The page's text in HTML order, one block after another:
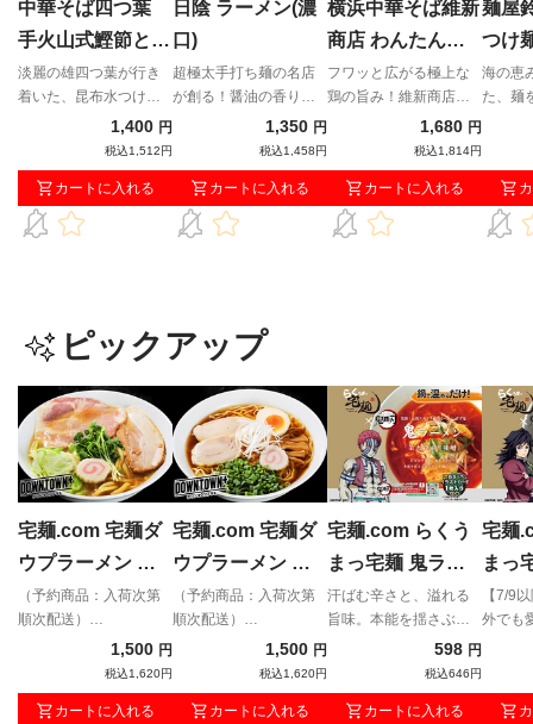
中華そば四つ葉
手火山式鰹節と伊
吹いりこの昆布水
つけそば（塩）
淡麗の雄四つ葉が行き
着いた、昆布水つけめ
1,400 円
税込1,512円
カートに入れる
日陰 ラーメン(濃
口)
超極太手打ち麺の名店
が創る！醤油の香りが
1,350 円
税込1,458円
カートに入れる
横浜中華そば維新
商店 わんたんそ
ば
フワッと広がる極上な
鶏の旨み！維新商店が
贈る宅麺だけの贅沢わ
1,680 円
税込1,814円
カートに入れる
麺屋
つけ
海の恵
た、麺
ピックアップ
宅麺.com 宅麺ダ
ウプラーメン プ
ラちゃん（豚骨魚
介）（予約商品：
入荷次第順次配
送）
（予約商品：入荷次第
順次配送）
「DOWNTOWN+」× 宅
麺コラボラーメン！松
本人志氏とダイアン・
津田篤宏氏が作り上げ
1,500 円
税込1,620円
カートに入れる
宅麺.com 宅麺ダ
ウプラーメン ダ
ウちゃん（醤油）
（予約商品：入荷
次第順次配送）
（予約商品：入荷次第
順次配送）
「DOWNTOWN+」× 宅
麺コラボラーメン！松
本人志氏とダイアン・
津田篤宏氏が作り上げ
1,500 円
税込1,620円
カートに入れる
宅麺.com らくう
まっ宅麺 鬼ラー
メン「業火の赤辛
味噌」
汗ばむ辛さと、溢れる
旨味。本能を揺さぶる
スタミナ満点の一撃。
598 円
税込646円
カートに入れる
宅麺
まっ
メン
濃旨
【7/9
外でも
旨みだ